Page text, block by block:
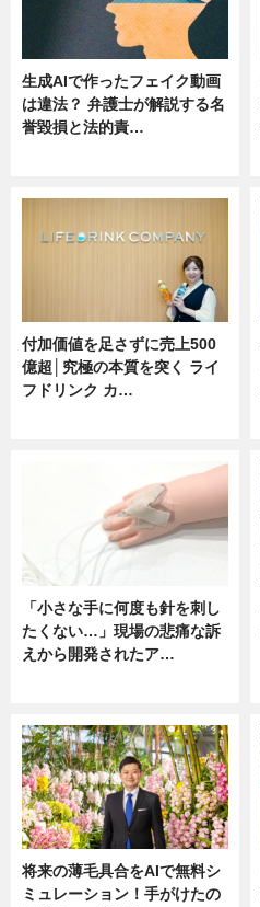
生成AIで作ったフェイク動画
は違法？ 弁護士が解説する名
誉毀損と法的責…
付加価値を足さずに売上500
億超│究極の本質を突く ライ
フドリンク カ…
「小さな手に何度も針を刺し
たくない…」現場の悲痛な訴
えから開発されたア…
将来の薄毛具合をAIで無料シ
ミュレーション！手がけたの